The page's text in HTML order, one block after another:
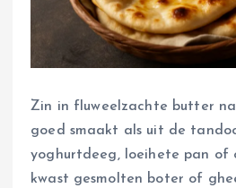
Zin in fluweelzachte butter
goed smaakt als uit de
yoghurtdeeg, loeihete pan of
kwast gesmolten boter of